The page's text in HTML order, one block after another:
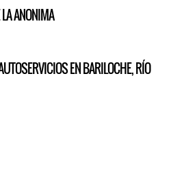
ANONIMA
EN BARILOCHE, RÍO